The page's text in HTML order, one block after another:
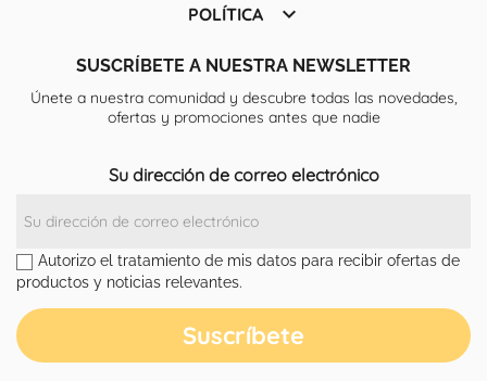
POLÍTICA 
SUSCRÍBETE A NUESTRA NEWSLETTER
Únete a nuestra comunidad y descubre todas las novedades,
ofertas y promociones antes que nadie
Su dirección de correo electrónico
Autorizo el tratamiento de mis datos para recibir ofertas de
productos y noticias relevantes.